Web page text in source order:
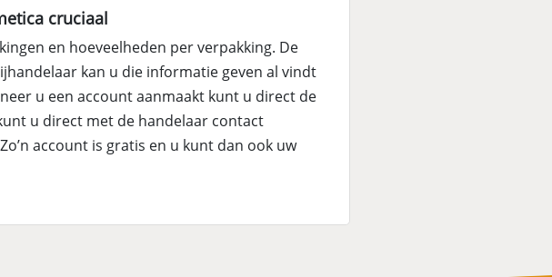
cruciaal
en hoeveelheden per verpakking. De
kan u die informatie geven al vindt
u een account aanmaakt kunt u direct de
u direct met de handelaar contact
account is gratis en u kunt dan ook uw